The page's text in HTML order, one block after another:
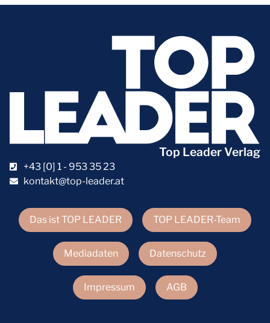
Das ist TOP LEADER TOP LEADER-Team
Mediadaten Datenschutz
Impressum AGB
Top Leader Verlag
+43 [0] 1 - 953 35 23
kontakt@top-leader.at